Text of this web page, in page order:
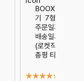
BOOX 리프3
기 7형, 블랙,
주문일자 :
배송일자 :
(로켓직구) ✅
총평 티X
★★★★★